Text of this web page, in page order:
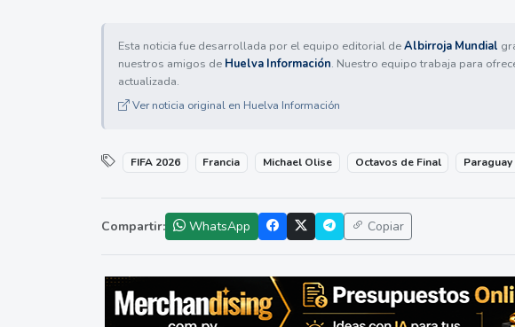
Esta noticia fue desarrollada por el equipo editorial deAlbirroja Mundial
nuestros amigos de Huelva Información. Nuestro equipo trabaja para
actualizada.
Ver noticia original en Huelva Información
FIFA 2026 Francia Michael Olise Octavos de Final Paraguay
Compartir: WhatsApp Copiar